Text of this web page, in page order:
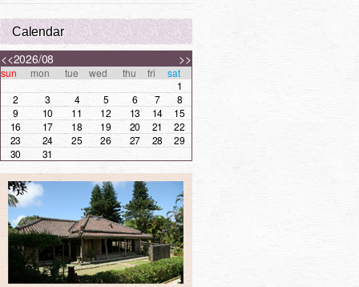
Calendar
<< >>
2026/08
sun mon tue wed thu fri
sat
1
2
3 4 5 6 7
8
9
10 11 12 13 14
15
16
17 18 19 20 21
22
23
24 25 26 27 28
29
30
31